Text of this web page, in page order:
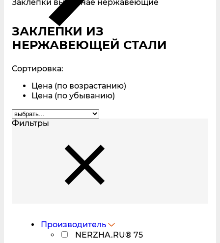
Заклепки вытяжнае нержавеющие
ЗАКЛЕПКИ ИЗ
НЕРЖАВЕЮЩЕЙ СТАЛИ
Сортировка:
Цена (по возрастанию)
Цена (по убыванию)
Фильтры
Производитель
NERZHA.RU® 75